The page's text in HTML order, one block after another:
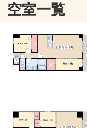
空室一覧